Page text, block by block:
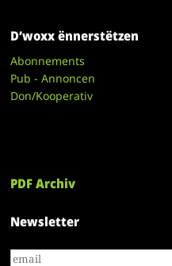
D’woxx ënnerstëtzen
Abonnements
Pub - Annoncen
Don/Kooperativ
PDF Archiv
Newsletter